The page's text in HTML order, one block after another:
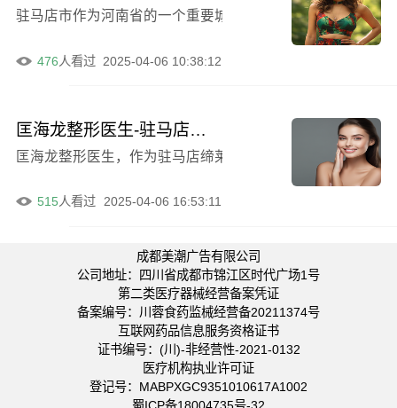
2025-04-06 10:38:12
476人看过
匡海龙整形医生-驻马店缔莱美整形美容门诊部匡海龙医师信誉可靠
匡海龙整形医生，作为驻马店缔莱美整形美容门诊部的医
2025-04-06 16:53:11
515人看过
成都美潮广告有限公司
公司地址：四川省成都市锦江区时代广场1号
第二类医疗器械经营备案凭证
备案编号：川蓉食药监械经营备20211374号
互联网药品信息服务资格证书
证书编号：(川)-非经营性-2021-0132
医疗机构执业许可证
登记号：MABPXGC9351010617A1002